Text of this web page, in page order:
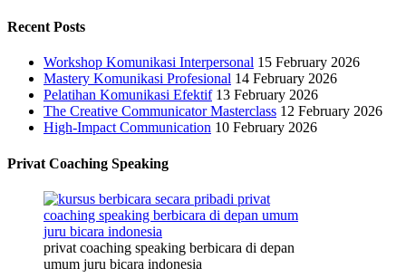
Recent Posts
Workshop Komunikasi Interpersonal 15 February 2026
Mastery Komunikasi Profesional 14 February 2026
Pelatihan Komunikasi Efektif 13 February 2026
The Creative Communicator Masterclass 12 February 2026
High-Impact Communication 10 February 2026
Privat Coaching Speaking
privat coaching speaking berbicara di depan
umum juru bicara indonesia